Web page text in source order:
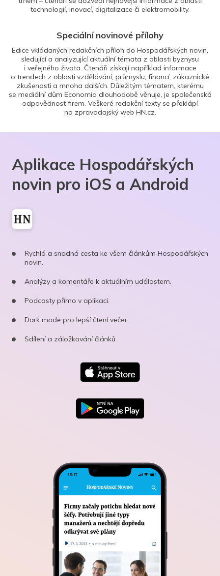
technologií, inovací, digitalizace či elektromobility.
Speciální novinové přílohy
Edice vkládaných redakčních příloh do Hospodářských novin,
sledující a analyzující aktuální témata z oblasti byznysu
i veřejného života. Čtenáři získají například informace
o trendech z oblasti vzdělávání, průmyslu, financí, zákaznické
zkušenosti a mnoha dalších. Důležitým tématem, kterému
se mediální dům Economia dlouhodobě věnuje, je společenská
odpovědnost firem. Veškeré redakční texty se překlápí
na zpravodajský web HN.cz.
Aplikace Hospodářských
novin pro iOS a Android
Rychlá a snadná cesta ke všem článkům Hospodářských
novin.
Analýzy a komentáře k aktuálním událostem.
Podcasty přímo v aplikaci.
Dark mode pro lepší čtení večer.
Sdílení a záložkování článků.